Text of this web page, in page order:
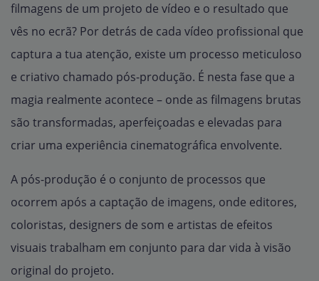
filmagens de um projeto de vídeo e o resultado que
vês no ecrã? Por detrás de cada vídeo profissional que
captura a tua atenção, existe um processo meticuloso
e criativo chamado pós-produção. É nesta fase que a
magia realmente acontece – onde as filmagens brutas
são transformadas, aperfeiçoadas e elevadas para
criar uma experiência cinematográfica envolvente.
A pós-produção é o conjunto de processos que
ocorrem após a captação de imagens, onde editores,
coloristas, designers de som e artistas de efeitos
visuais trabalham em conjunto para dar vida à visão
original do projeto.